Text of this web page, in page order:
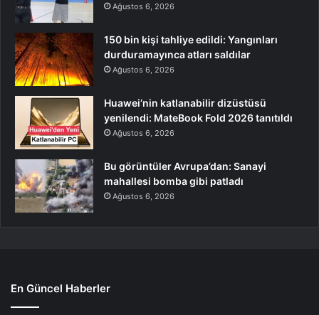
Ağustos 6, 2026
150 bin kişi tahliye edildi: Yangınları
durduramayınca atları saldılar
Ağustos 6, 2026
Huawei’nin katlanabilir dizüstüsü
yenilendi: MateBook Fold 2026 tanıtıldı
Ağustos 6, 2026
Bu görüntüler Avrupa’dan: Sanayi
mahallesi bomba gibi patladı
Ağustos 6, 2026
En Güncel Haberler